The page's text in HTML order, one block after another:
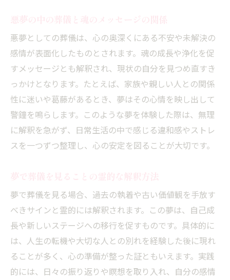
悪夢としての葬儀は、心の奥深くにある不安や未解決の
感情が表面化したものとされます。魂の成長や浄化を促
すメッセージとも解釈され、現状の自分を見つめ直すき
っかけとなります。たとえば、家族や親しい人との関係
性に迷いや葛藤があるとき、夢はその心情を映し出して
警鐘を鳴らします。このような夢を体験した際は、無理
に解釈を急がず、日常生活の中で感じる違和感やストレ
スを一つずつ整理し、心の安定を図ることが大切です。
夢で葬儀を見る場合、過去の執着や古い価値観を手放す
べきサインと霊的には解釈されます。この夢は、自己成
長や新しいステージへの移行を促すものです。具体的に
は、人生の転機や大切な人との別れを経験した後に現れ
ることが多く、心の準備が整った証ともいえます。実践
的には、日々の振り返りや瞑想を取り入れ、自分の感情